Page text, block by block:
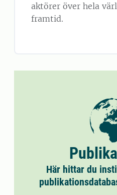
aktörer över hela
framtid.
Här hittar du